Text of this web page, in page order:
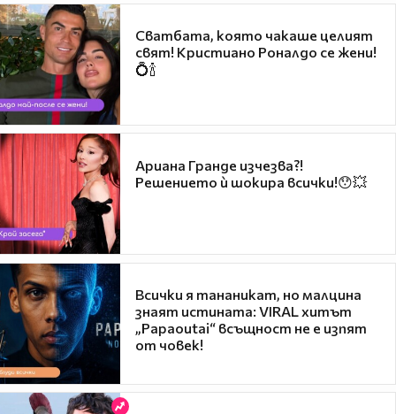
Сватбата, която чакаше целият
свят! Кристиано Роналдо се жени!
💍🍾
Ариана Гранде изчезва?!
Решението ѝ шокира всички!😯💥
Всички я тананикат, но малцина
знаят истината: VIRAL хитът
„Papaoutai“ всъщност не е изпят
от човек!